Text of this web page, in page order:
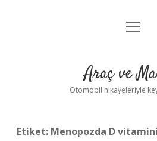
Anasayfa
Yasal
menüyü
Araç ve
Otomobil hikayeleriyle
Etiket: Menopozda D